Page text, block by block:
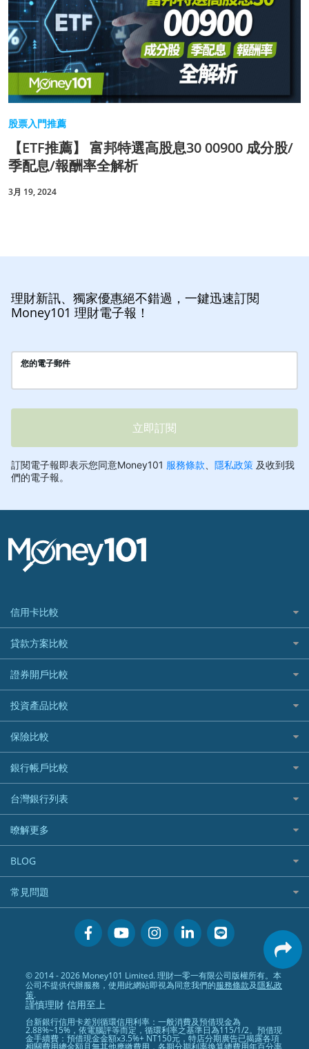
股票入門推薦
【ETF推薦】 富邦特選高股息30 00900 成分股/
季配息/報酬率全解析
3月 19, 2024
理財新訊、獨家優惠絕不錯過，一鍵迅速訂閱
Money101 理財電子報！
信用卡比較
信用卡情境類別推薦
所有信用卡
精選推薦
國內外現金回饋
繳稅優惠
航空哩程回饋
加油優惠
分期零利率優惠
首刷禮優惠
網購優惠
行動支付優惠
旅遊訂房優惠
貸款方案比較
快速線上貸款推薦
最完整貸款資訊一次看
繳稅貸款
貸款計算機
車貸計算機
精選貸款推薦
信貸利率比較
一般個人貸款
優質客戶貸款
小額借款
循環貸款
汽機車貸款比較
信用貸款銀行列表
債務整合
24小時內入帳貸款
證券開戶比較
台股證券戶
美股證券戶
投資產品比較
機器人投資
加密貨幣
外幣定存
保險比較
住宅險
汽車保險
機車保險
寵物險
銀行帳戶比較
財富管理帳戶
數位存款帳戶
美元定存
台灣銀行列表
銀行與合作機構列表
銀行客服電話
暸解更多
加入我們
訂閱電子報
媒體聯絡
關於我們
BLOG
專欄文章
常見問題
活動禮贈品兌換相關
會員相關常見問題
金融商品常見問題
© 2014 - 2026 Money101 Limited. 理財一零一有限公司版權所有。本
公司不提供代辦服務，使用此網站即視為同意我們的服務條款及隱私政
策.
謹慎理財 信用至上
台新銀行信用卡差別循環信用利率：一般消費及預借現金為
2.88%~15%，依電腦評等而定，循環利率之基準日為115/1/2。預借現
金手續費：預借現金金額x3.5%+ NT150元，特店分期廣告已揭露各項
相關費用總金額且無其他應繳費用，各期分期利率換算總費用年百分率